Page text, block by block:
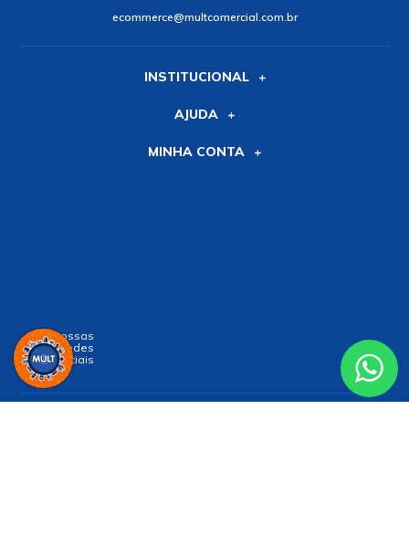
ecommerce@multcomercial.com.br
INSTITUCIONAL
AJUDA
MINHA CONTA
Siga nossas
Redes
Sociais